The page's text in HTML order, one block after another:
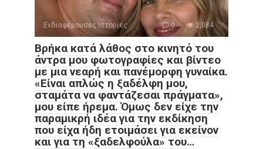
Ενδιαφέρουσες Ιστορίες 0 2,084
Βρήκα κατά λάθος στο κινητό του
άντρα μου φωτογραφίες και βίντεο
με μια νεαρή και πανέμορφη γυναίκα.
«Είναι απλώς η ξαδέλφη μου,
σταμάτα να φαντάζεσαι πράγματα»,
μου είπε ήρεμα. Όμως δεν είχε την
παραμικρή ιδέα για την εκδίκηση
που είχα ήδη ετοιμάσει για εκείνον
και για τη «ξαδελφούλα» του…